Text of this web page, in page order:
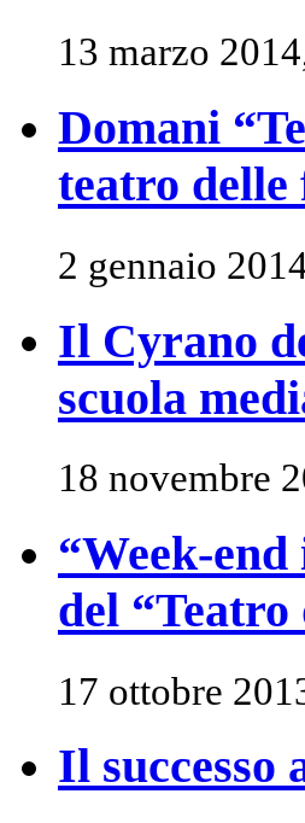
13 marzo
Domani
teatro delle
2 gennaio
Il Cyrano
scuola
18 novembre
“Week-
del
17 ottobre
Il successo